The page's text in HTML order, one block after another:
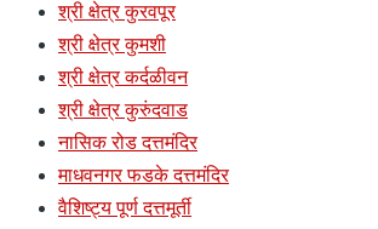
श्री क्षेत्र कुरवपूर
श्री क्षेत्र कुमशी
श्री क्षेत्र कर्दळीवन
श्री क्षेत्र कुरुंदवाड
नासिक रोड दत्तमंदिर
माधवनगर फडके दत्तमंदिर
वैशिष्ट्य पूर्ण दत्तमूर्ती